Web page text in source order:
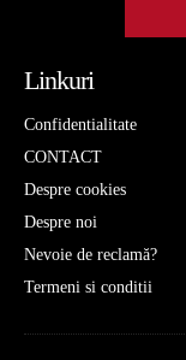
Linkuri
Confidentialitate
CONTACT
Despre cookies
Despre noi
Nevoie de reclamă?
Termeni si conditii